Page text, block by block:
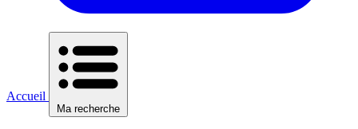
Accueil
Ma recherche